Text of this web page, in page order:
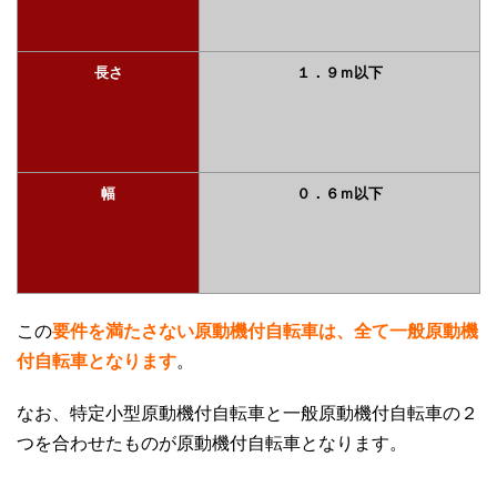
長さ １．９ｍ以下
幅 ０．６ｍ以下
この要件を満たさない原動機付自転車は、全て一般原動機
付自転車となります。
なお、特定小型原動機付自転車と一般原動機付自転車の２
つを合わせたものが原動機付自転車となります。